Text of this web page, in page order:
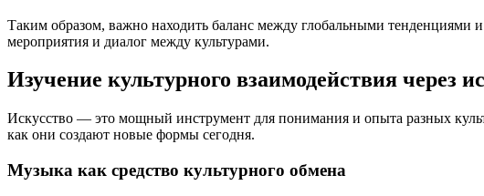
Таким образом, важно находить баланс между глобальными тенденциями
мероприятия и диалог между культурами.
Изучение культурного взаимодействия через
Искусство — это мощный инструмент для понимания и опыта разных
как они создают новые формы сегодня.
Музыка как средство культурного обмена